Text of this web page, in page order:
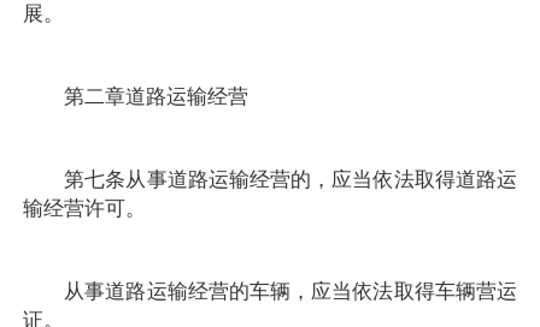
展。
第二章道路运输经营
第七条从事道路运输经营的，应当依法取得道路运
输经营许可。
从事道路运输经营的车辆，应当依法取得车辆营运
证。